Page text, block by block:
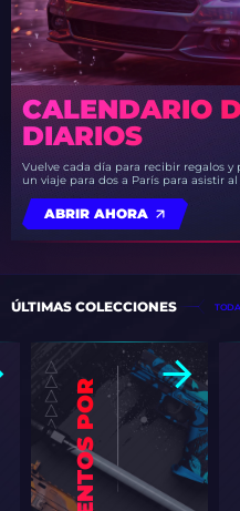
CALENDARIO
DIARIOS
Vuelve cada día para recibir regalos
un viaje para dos a París para asistir al
ABRIR AHORA
ÚLTIMAS COLECCIONES